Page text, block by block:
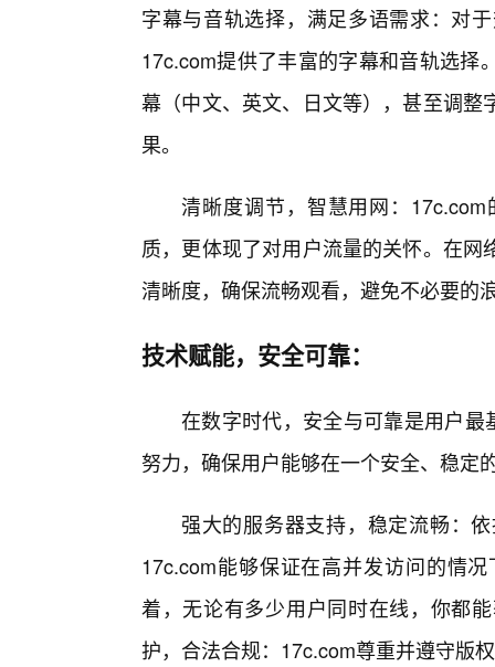
字幕与音轨选择，满足多语需求：对
17c.com提供了丰富的字幕和音轨选择
幕（中文、英文、日文等），甚至调
果。
清晰度调节，智慧用网：
质，更体现了对用户流量的关怀。在
清晰度，确保流畅观看，避免不必要的
技术赋能，安全可靠：
在数字时代，安全与可靠是用户
努力，确保用户能够在一个安全、稳定
强大的服务器支持，稳定流畅：
17c.com能够保证在高并发访问的情
着，无论有多少用户同时在线，你都
护，合法合规：17c.com尊重并遵守版